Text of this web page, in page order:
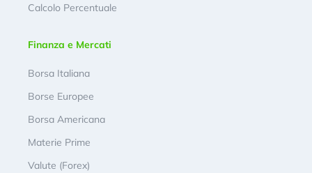
Calcolo Percentuale
Finanza e Mercati
Borsa Italiana
Borse Europee
Borsa Americana
Materie Prime
Valute (Forex)